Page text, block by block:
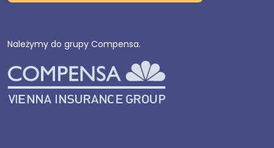
Należymy do grupy Compensa.